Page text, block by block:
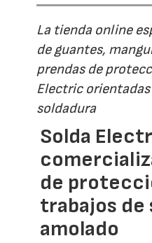
La tienda online
de guantes,
prendas de
Electric
soldadura
Solda
de
trabajos de
amolado